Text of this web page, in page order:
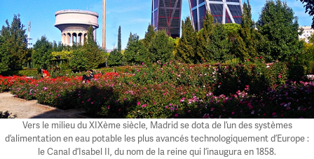
Vers le milieu du XIXème siècle, Madrid se dota de l’un des systèmes
d’alimentation en eau potable les plus avancés technologiquement d’Europe :
le Canal d’Isabel II, du nom de la reine qui l’inaugura en 1858.